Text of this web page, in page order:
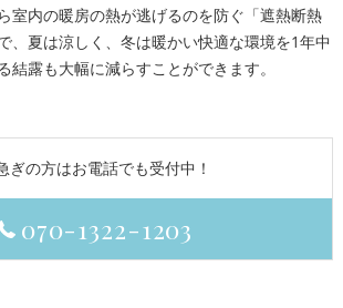
室内の暖房の熱が逃げるのを防ぐ「遮熱断熱
、夏は涼しく、冬は暖かい快適な環境を1年中
結露も大幅に減らすことができます。
ぎの方はお電話でも受付中！
070-1322-1203